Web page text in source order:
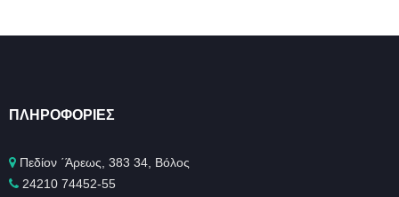
ΠΛΗΡΟΦΟΡΊΕΣ
Πεδίον ΄Άρεως, 383 34, Βόλος
24210 74452-55